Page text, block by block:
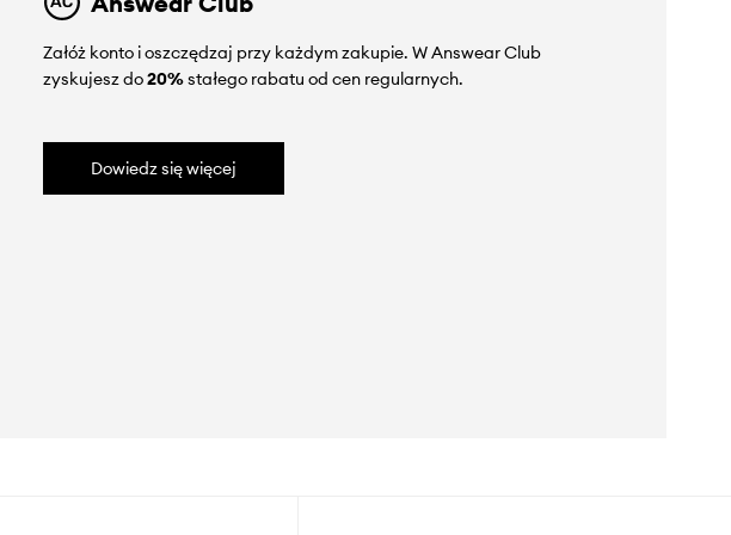
Załóż konto i oszczędzaj przy każdym zakupie. W Answear Club
zyskujesz do20%stałego rabatu od cen regularnych.
Dowiedz się więcej